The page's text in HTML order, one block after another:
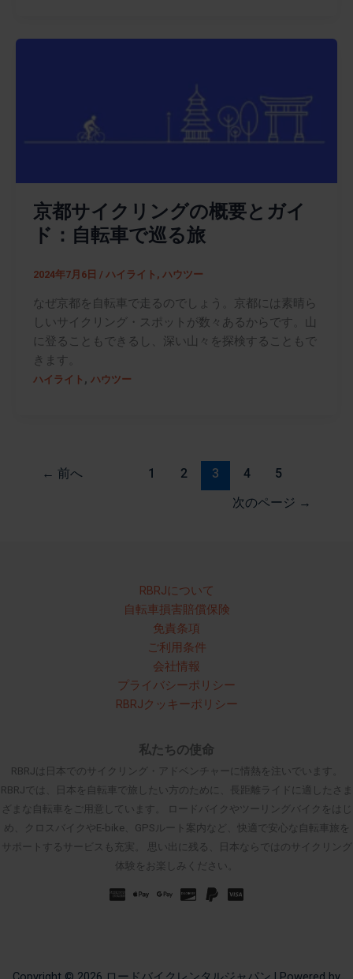
京都サイクリングの概要とガイ
ド：自転車で巡る旅
2024年7月6日 / ハイライト , ハウツー
なぜ京都を自転車で走るのでしょう。京都には素晴ら
しいサイクリング・スポットが数々あるからです。山
に登ることもできるし、深い山々を探検することもで
きます。
ハイライト , ハウツー
← 前へ 1 2 3 4 5
次のページ →
RBRJについて
自転車損害賠償保険
免責条項
ご利用条件
会社情報
プライバシーポリシー
RBRJクッキーポリシー
私たちの使命
RBRJは日本でのサイクリング・アドベンチャーに情熱を注いでいます。
RBRJでは、日本を自転車で旅したい方のために、長距離ライドに適したさま
ざまな自転車をご用意しています。 ロードバイクやツーリングバイクをはじ
め、クロスバイクやE-bike、GPSルート案内など、快適で安心な自転車旅を
サポートするサービスも充実。 思い出に残る、日本ならではのサイクリング
体験をお楽しみください。
Chinese